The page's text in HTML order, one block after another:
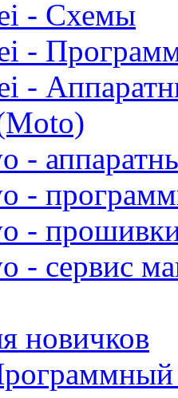
- Cхемы
-
-
-
-
-
- cервис
новичков